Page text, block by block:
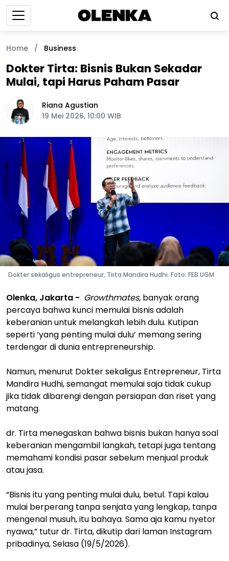
Home / Business
Dokter Tirta: Bisnis Bukan Sekadar
Mulai, tapi Harus Paham Pasar
Riana Agustian
19 Mei 2026, 10:00 WIB
Dokter sekaligus entrepreneur, Tirta Mandira Hudhi. Foto: FEB UGM.
Olenka, Jakarta - Growthmates, banyak orang
percaya bahwa kunci memulai bisnis adalah
keberanian untuk melangkah lebih dulu. Kutipan
seperti ‘yang penting mulai dulu’ memang sering
terdengar di dunia entrepreneurship.
Namun, menurut Dokter sekaligus Entrepreneur, Tirta
Mandira Hudhi, semangat memulai saja tidak cukup
jika tidak dibarengi dengan persiapan dan riset yang
matang.
dr. Tirta menegaskan bahwa bisnis bukan hanya soal
keberanian mengambil langkah, tetapi juga tentang
memahami kondisi pasar sebelum menjual produk
atau jasa.
“Bisnis itu yang penting mulai dulu, betul. Tapi kalau
mulai berperang tanpa senjata yang lengkap, tanpa
mengenal musuh, itu bahaya. Sama aja kamu nyetor
nyawa,” tutur dr. Tirta, dikutip dari laman Instagram
pribadinya, Selasa (19/5/2026).